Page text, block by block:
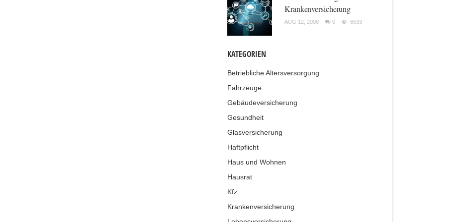
Krankenversicherung
AUG 12, 2008 0 6533
KATEGORIEN
Betriebliche Altersversorgung
Fahrzeuge
Gebäudeversicherung
Gesundheit
Glasversicherung
Haftpflicht
Haus und Wohnen
Hausrat
Kfz
Krankenversicherung